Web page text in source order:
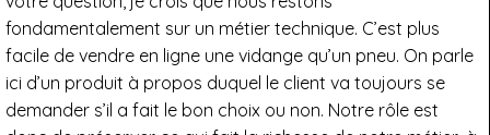
fondamentalement sur un métier technique. C’est plus
facile de vendre en ligne une vidange qu’un pneu. On parle
ici d’un produit à propos duquel le client va toujours se
demander s’il a fait le bon choix ou non. Notre rôle est